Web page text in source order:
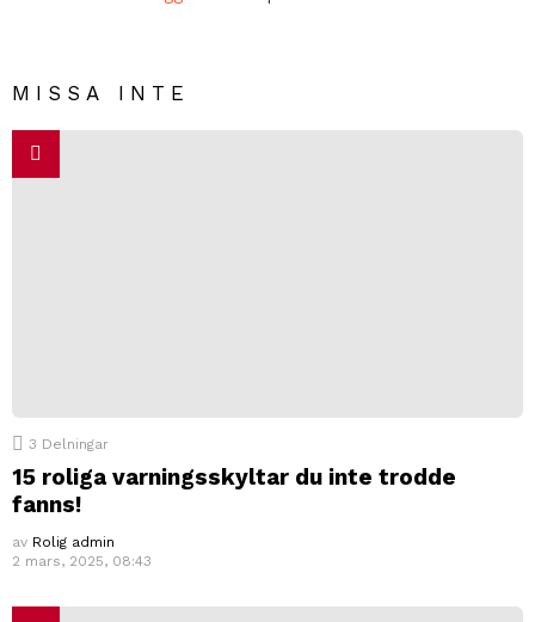
MISSA INTE
3 Delningar
15 roliga varningsskyltar du inte trodde
fanns!
av Rolig admin
2 mars, 2025, 08:43